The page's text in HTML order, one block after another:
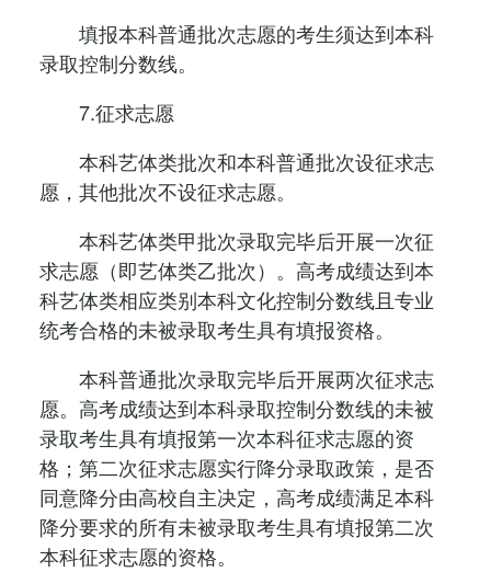
填报本科普通批次志愿的考生须达到本科
录取控制分数线。
7.征求志愿
本科艺体类批次和本科普通批次设征求志
愿，其他批次不设征求志愿。
本科艺体类甲批次录取完毕后开展一次征
求志愿（即艺体类乙批次）。高考成绩达到本
科艺体类相应类别本科文化控制分数线且专业
统考合格的未被录取考生具有填报资格。
本科普通批次录取完毕后开展两次征求志
愿。高考成绩达到本科录取控制分数线的未被
录取考生具有填报第一次本科征求志愿的资
格；第二次征求志愿实行降分录取政策，是否
同意降分由高校自主决定，高考成绩满足本科
降分要求的所有未被录取考生具有填报第二次
本科征求志愿的资格。